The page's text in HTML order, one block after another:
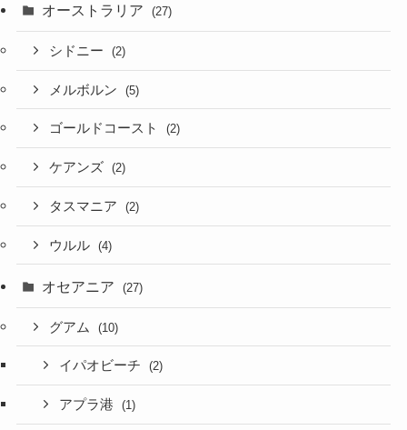
オーストラリア (27)
シドニー (2)
メルボルン (5)
ゴールドコースト (2)
ケアンズ (2)
タスマニア (2)
ウルル (4)
オセアニア (27)
グアム (10)
イパオビーチ (2)
アプラ港 (1)